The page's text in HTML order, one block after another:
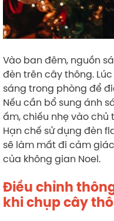
Vào ban đêm, nguồn
đèn trên cây thông.
sáng trong phòng để
Nếu cần bổ sung ánh
ấm, chiếu nhẹ vào chủ
Hạn chế sử dụng đèn
sẽ làm mất đi cảm
của không gian Noel.
Điều chỉnh
khi chụp cây